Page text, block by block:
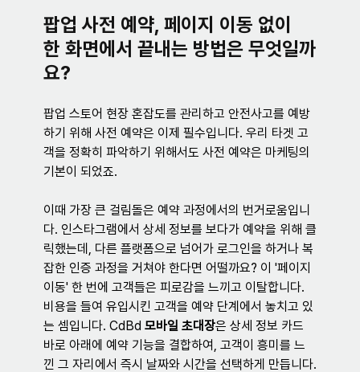
팝업 사전 예약, 페이지 이동 없이
한 화면에서 끝내는 방법은 무엇일까
요?
팝업 스토어 현장 혼잡도를 관리하고 안전사고를 예방
하기 위해 사전 예약은 이제 필수입니다. 우리 타겟 고
객을 정확히 파악하기 위해서도 사전 예약은 마케팅의
기본이 되었죠.
이때 가장 큰 걸림돌은 예약 과정에서의 번거로움입니
다. 인스타그램에서 상세 정보를 보다가 예약을 위해 클
릭했는데, 다른 플랫폼으로 넘어가 로그인을 하거나 복
잡한 인증 과정을 거쳐야 한다면 어떨까요? 이 '페이지
이동' 한 번에 고객들은 피로감을 느끼고 이탈합니다.
비용을 들여 유입시킨 고객을 예약 단계에서 놓치고 있
는 셈입니다. CdBd 모바일 초대장은 상세 정보 카드
바로 아래에 예약 기능을 결합하여, 고객이 흥미를 느
낀 그 자리에서 즉시 날짜와 시간을 선택하게 만듭니다.